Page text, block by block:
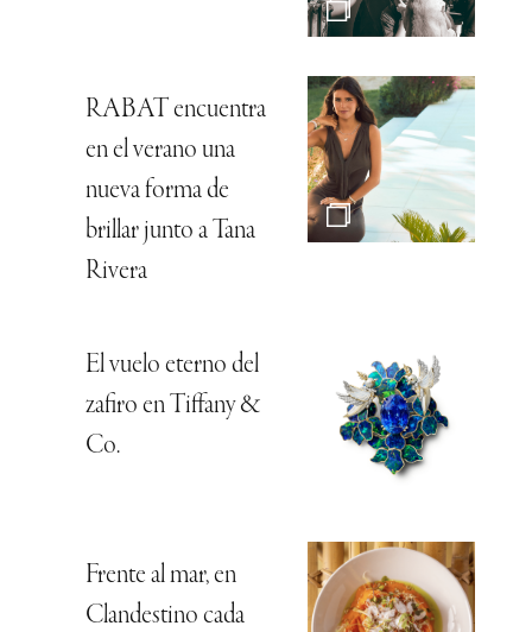
RABAT encuentra
en el verano una
nueva forma de
brillar junto a Tana
Rivera
El vuelo eterno del
zafiro en Tiffany &
Co.
Frente al mar, en
Clandestino cada